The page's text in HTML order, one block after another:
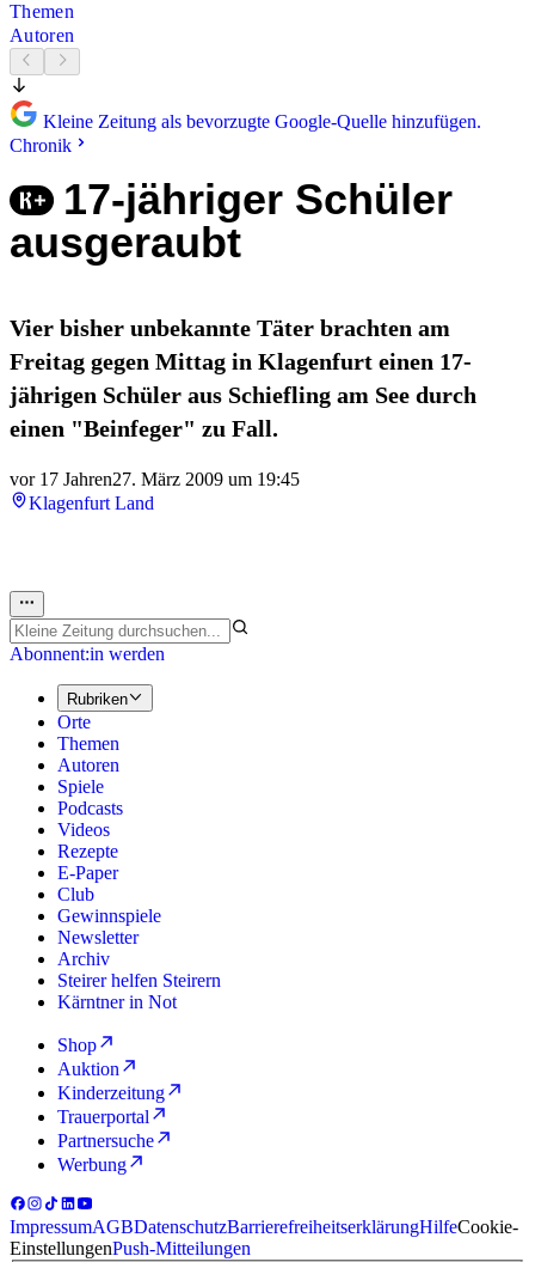
Themen
Autoren
Kleine Zeitung als bevorzugte Google-Quelle hinzufügen.
Chronik
17-jähriger Schüler
ausgeraubt
Vier bisher unbekannte Täter brachten am
Freitag gegen Mittag in Klagenfurt einen 17-
jährigen Schüler aus Schiefling am See durch
einen "Beinfeger" zu Fall.
vor 17 Jahren27. März 2009 um 19:45
Klagenfurt Land
Abonnent:in werden
Rubriken
Orte
Themen
Autoren
Spiele
Podcasts
Videos
Rezepte
E-Paper
Club
Gewinnspiele
Newsletter
Archiv
Steirer helfen Steirern
Kärntner in Not
Shop
Auktion
Kinderzeitung
Trauerportal
Partnersuche
Werbung
ImpressumAGBDatenschutzBarrierefreiheitserklärungHilfeCookie-
EinstellungenPush-Mitteilungen